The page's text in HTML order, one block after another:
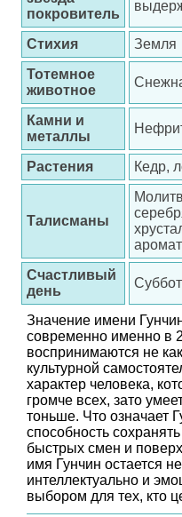
покровитель
Стихия
Земля
Тотемное
животное
Камни и
металлы
Растения Кедр,
Талисманы
Счастливый
день
Значение имени
современно именно в
воспринимаются не как
культурной
характер человека,
громче всех, зато
тоньше. Что означает
способность
быстрых смен и
имя Гунчин остается
интеллектуально и
выбором для тех, кто